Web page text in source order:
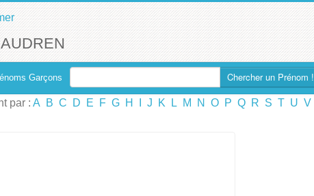
Garçons Chercher un Prénom !
par : A B C D E F G H J K L M N O P Q R S T U V